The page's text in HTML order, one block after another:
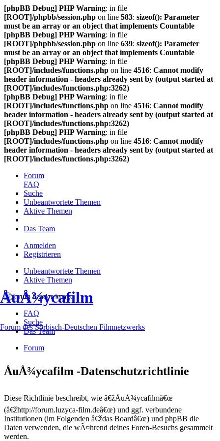
[phpBB Debug] PHP Warning: in file
[ROOT]/phpbb/session.php on line 583: sizeof(): Parameter
must be an array or an object that implements Countable
[phpBB Debug] PHP Warning: in file
[ROOT]/phpbb/session.php on line 639: sizeof(): Parameter
must be an array or an object that implements Countable
[phpBB Debug] PHP Warning: in file
[ROOT]/includes/functions.php on line 4516: Cannot modify
header information - headers already sent by (output started at
[ROOT]/includes/functions.php:3262)
[phpBB Debug] PHP Warning: in file
[ROOT]/includes/functions.php on line 4516: Cannot modify
header information - headers already sent by (output started at
[ROOT]/includes/functions.php:3262)
[phpBB Debug] PHP Warning: in file
[ROOT]/includes/functions.php on line 4516: Cannot modify
header information - headers already sent by (output started at
[ROOT]/includes/functions.php:3262)
Forum
FAQ
Suche
Unbeantwortete Themen
Aktive Themen
Das Team
Anmelden
Registrieren
Unbeantwortete Themen
Aktive Themen
ÅuÅ¾ycafilm
Forum des Sorbisch-Deutschen Filmnetzwerks
FAQ
Suche
Das Team
Forum
ÅuÅ¾ycafilm -Datenschutzrichtlinie
Diese Richtlinie beschreibt, wie â€žÅuÅ¾ycafilmâ€œ
(â€žhttp://forum.luzyca-film.deâ€œ) und ggf. verbundene
Institutionen (im Folgenden â€ždas Boardâ€œ) und phpBB die
Daten verwenden, die wÃ¤hrend deines Foren-Besuchs gesammelt
werden.